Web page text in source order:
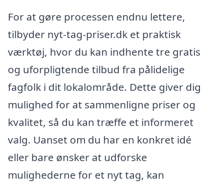
For at gøre processen endnu lettere,
tilbyder nyt-tag-priser.dk et praktisk
værktøj, hvor du kan indhente tre gratis
og uforpligtende tilbud fra pålidelige
fagfolk i dit lokalområde. Dette giver dig
mulighed for at sammenligne priser og
kvalitet, så du kan træffe et informeret
valg. Uanset om du har en konkret idé
eller bare ønsker at udforske
mulighederne for et nyt tag, kan